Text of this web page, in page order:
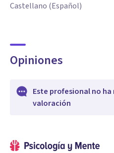
Castellano (Español)
Opiniones
Este profesional no
valoración